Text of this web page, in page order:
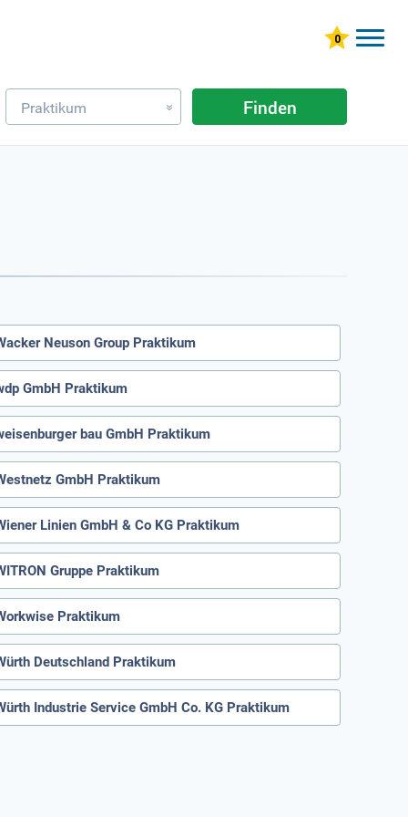
Praktikum » Finden
Neuson Group Praktikum
GmbH Praktikum
bau GmbH Praktikum
GmbH Praktikum
Linien GmbH & Co KG Praktikum
Gruppe Praktikum
Praktikum
Deutschland Praktikum
Industrie Service GmbH Co. KG Praktikum